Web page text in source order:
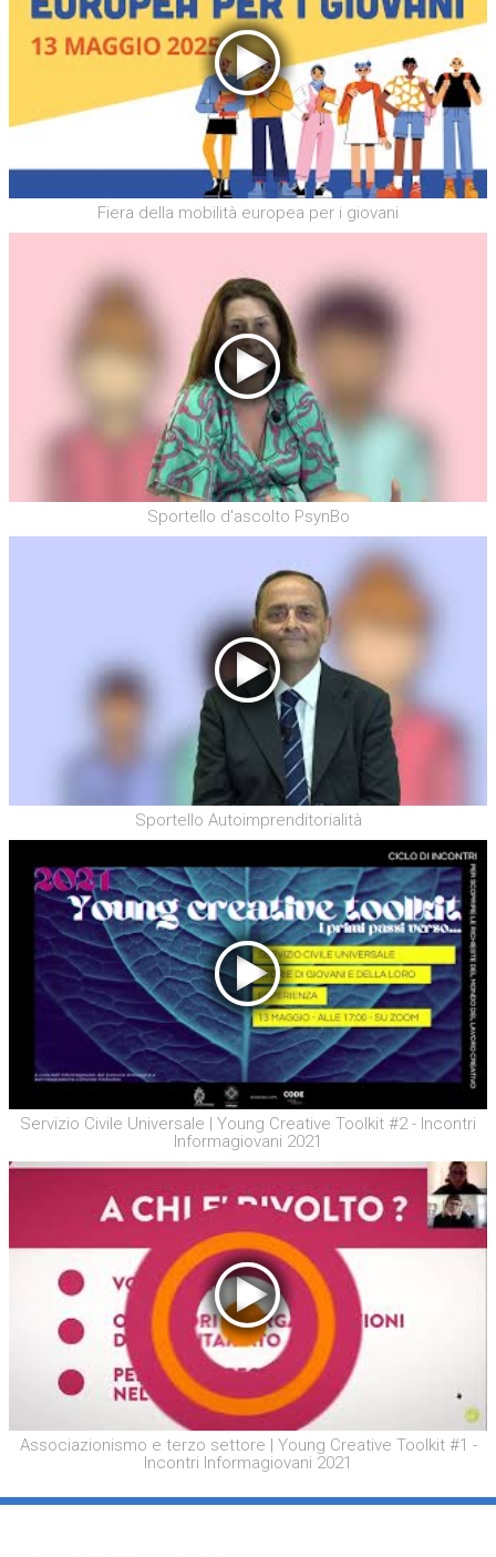
Fiera della mobilità europea per i giovani
Sportello d'ascolto PsynBo
Sportello Autoimprenditorialità
Servizio Civile Universale | Young Creative Toolkit #2 - Incontri
Informagiovani 2021
Associazionismo e terzo settore | Young Creative Toolkit #1 -
Incontri Informagiovani 2021